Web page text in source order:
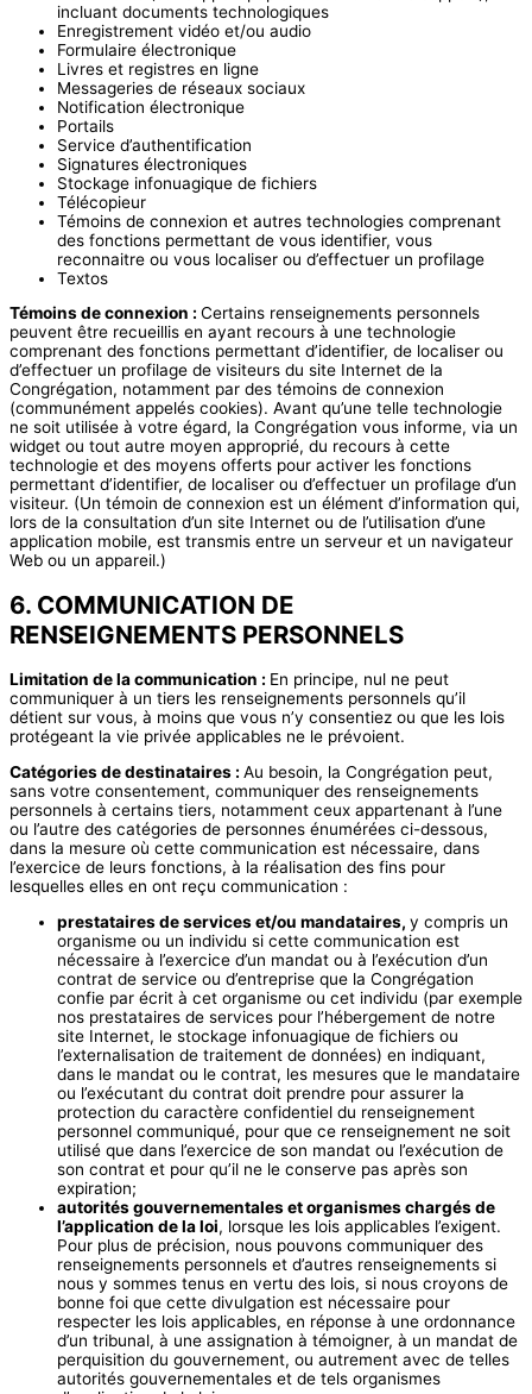
incluant documents technologiques
Enregistrement vidéo et/ou audio
Formulaire électronique
Livres et registres en ligne
Messageries de réseaux sociaux
Notification électronique
Portails
Service d’authentification
Signatures électroniques
Stockage infonuagique de fichiers
Télécopieur
Témoins de connexion et autres technologies comprenant
des fonctions permettant de vous identifier, vous
reconnaitre ou vous localiser ou d’effectuer un profilage
Textos
Témoins de connexion : Certains renseignements personnels
peuvent être recueillis en ayant recours à une technologie
comprenant des fonctions permettant d’identifier, de localiser ou
d’effectuer un profilage de visiteurs du site Internet de la
Congrégation, notamment par des témoins de connexion
(communément appelés cookies). Avant qu’une telle technologie
ne soit utilisée à votre égard, la Congrégation vous informe, via un
widget ou tout autre moyen approprié, du recours à cette
technologie et des moyens offerts pour activer les fonctions
permettant d’identifier, de localiser ou d’effectuer un profilage d’un
visiteur. (Un témoin de connexion est un élément d’information qui,
lors de la consultation d’un site Internet ou de l’utilisation d’une
application mobile, est transmis entre un serveur et un navigateur
Web ou un appareil.)
6. COMMUNICATION DE
RENSEIGNEMENTS PERSONNELS
Limitation de la communication : En principe, nul ne peut
communiquer à un tiers les renseignements personnels qu’il
détient sur vous, à moins que vous n’y consentiez ou que les lois
protégeant la vie privée applicables ne le prévoient.
Catégories de destinataires : Au besoin, la Congrégation peut,
sans votre consentement, communiquer des renseignements
personnels à certains tiers, notamment ceux appartenant à l’une
ou l’autre des catégories de personnes énumérées ci-dessous,
dans la mesure où cette communication est nécessaire, dans
l’exercice de leurs fonctions, à la réalisation des fins pour
lesquelles elles en ont reçu communication :
prestataires de services et/ou mandataires, y compris un
organisme ou un individu si cette communication est
nécessaire à l’exercice d’un mandat ou à l’exécution d’un
contrat de service ou d’entreprise que la Congrégation
confie par écrit à cet organisme ou cet individu (par exemple
nos prestataires de services pour l’hébergement de notre
site Internet, le stockage infonuagique de fichiers ou
l’externalisation de traitement de données) en indiquant,
dans le mandat ou le contrat, les mesures que le mandataire
ou l’exécutant du contrat doit prendre pour assurer la
protection du caractère confidentiel du renseignement
personnel communiqué, pour que ce renseignement ne soit
utilisé que dans l’exercice de son mandat ou l’exécution de
son contrat et pour qu’il ne le conserve pas après son
expiration;
autorités gouvernementales et organismes chargés de
l’application de la loi, lorsque les lois applicables l’exigent.
Pour plus de précision, nous pouvons communiquer des
renseignements personnels et d’autres renseignements si
nous y sommes tenus en vertu des lois, si nous croyons de
bonne foi que cette divulgation est nécessaire pour
respecter les lois applicables, en réponse à une ordonnance
d’un tribunal, à une assignation à témoigner, à un mandat de
perquisition du gouvernement, ou autrement avec de telles
autorités gouvernementales et de tels organismes